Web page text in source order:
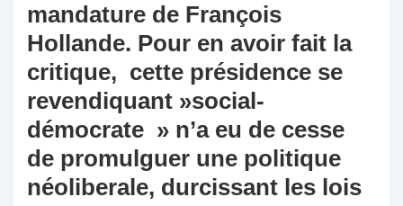
mandature de François
Hollande. Pour en avoir fait la
critique, cette présidence se
revendiquant »social-
démocrate » n’a eu de cesse
de promulguer une politique
néoliberale, durcissant les lois